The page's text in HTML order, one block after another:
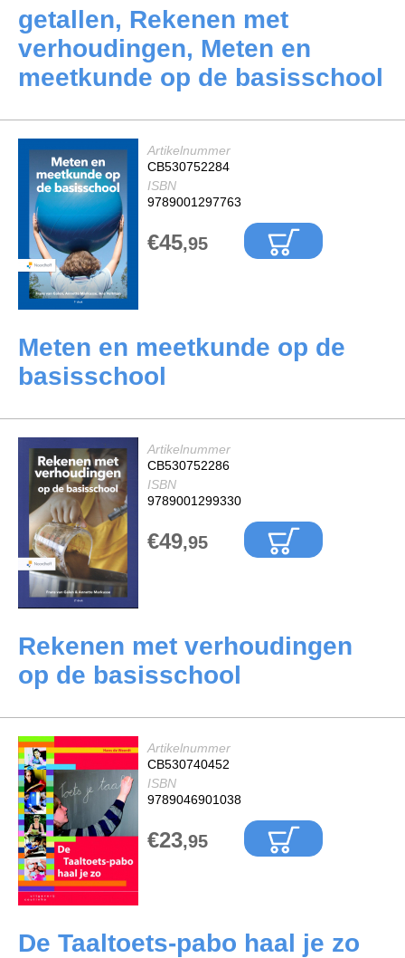
getallen, Rekenen met
verhoudingen, Meten en
meetkunde op de basisschool
Meten en meetkunde op de
basisschool
€45,95
Artikelnummer
CB530752284
ISBN
9789001297763
Rekenen met verhoudingen
op de basisschool
€49,95
Artikelnummer
CB530752286
ISBN
9789001299330
De Taaltoets-pabo haal je zo
€23,95
Artikelnummer
CB530740452
ISBN
9789046901038